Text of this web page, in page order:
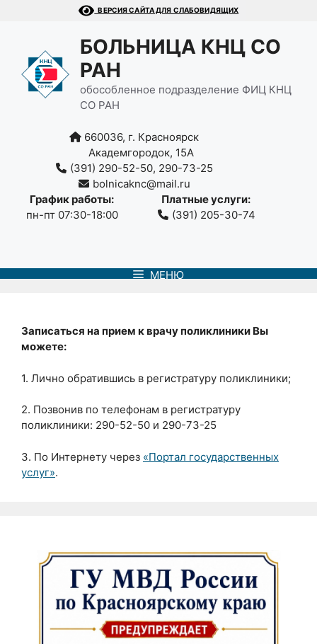
ВЕРСИЯ САЙТА ДЛЯ СЛАБОВИДЯЩИХ
БОЛЬНИЦА КНЦ СО
РАН
обособленное подразделение ФИЦ КНЦ
СО РАН
660036, г. Красноярск
Академгородок, 15А
(391) 290-52-50, 290-73-25
bolnicaknc@mail.ru
График работы:
пн-пт 07:30-18:00
Платные услуги:
(391) 205-30-74
МЕНЮ
Записаться на прием к врачу поликлиники Вы
можете:
1. Лично обратившись в регистратуру поликлиники;
2. Позвонив по телефонам в регистратуру
поликлиники: 290-52-50 и 290-73-25
3. По Интернету через «Портал государственных
услуг».